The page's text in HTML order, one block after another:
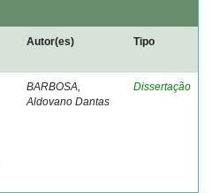
Autor(es) Tipo
BARBOSA,
Aldovano Dantas
Dissertação